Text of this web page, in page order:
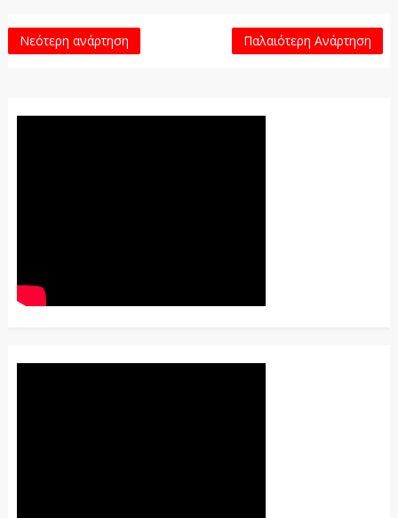
Νεότερη ανάρτηση Παλαιότερη Ανάρτηση